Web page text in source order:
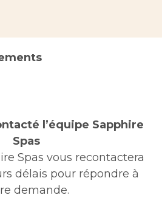
l’équipe Sapphire
Spas
Spas vous recontactera
délais pour répondre à
demande.